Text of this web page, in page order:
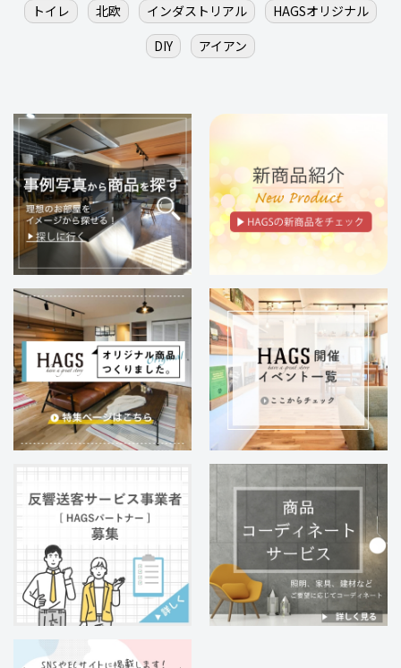
トイレ
北欧 インダストリアル
HAGSオリジナル
DIY
アイアン